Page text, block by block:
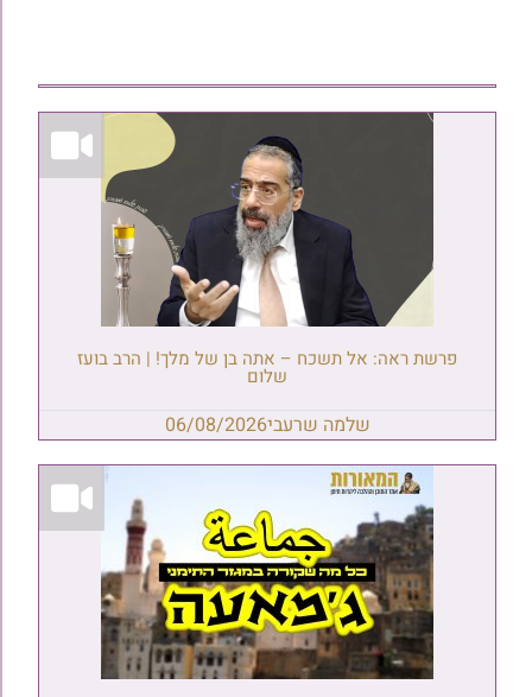
פרשת ראה: אל תשכח – אתה בן של מלך! | הרב בועז
שלום
שלמה שרעבי06/08/2026